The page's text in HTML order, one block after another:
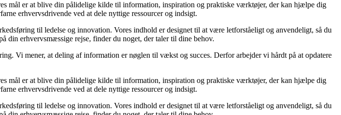
mål er at blive din pålidelige kilde til information, inspiration og praktiske værktøjer, der kan hjælpe dig
erhvervsdrivende ved at dele nyttige ressourcer og indsigt.
til ledelse og innovation. Vores indhold er designet til at være letforståeligt og anvendeligt, så du
din erhvervsmæssige rejse, finder du noget, der taler til dine behov.
Vi mener, at deling af information er nøglen til vækst og succes. Derfor arbejder vi hårdt på at opdatere
mål er at blive din pålidelige kilde til information, inspiration og praktiske værktøjer, der kan hjælpe dig
erhvervsdrivende ved at dele nyttige ressourcer og indsigt.
til ledelse og innovation. Vores indhold er designet til at være letforståeligt og anvendeligt, så du